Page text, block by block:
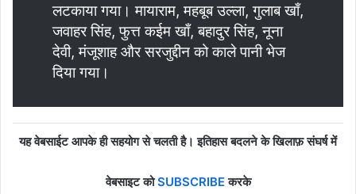
लटकाया गया। मायाराम, महबूब उल्ला, गुलाब खाँ,
जवाहर सिंह, फुत्त कईम खाँ, बहादुर सिंह, नूना
देवी, मंजूशाह और सरजुद्दीन को काले पानी भेज
दिया गया।
यह वेबसाईट आपके ही सहयोग से चलती है। इतिहास बदलने के खिलाफ़ संघर्ष में
वेबसाइट कोSUBSCRIBEकरके